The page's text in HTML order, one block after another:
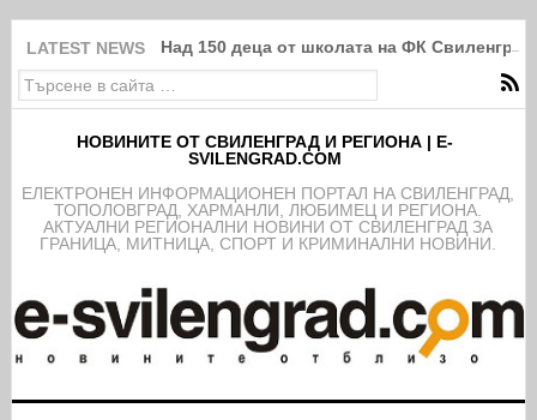
LATEST NEWS Над 150 деца от школата на ФК
НОВИНИТЕ ОТ СВИЛЕНГРАД И РЕГИОНА | E-
SVILENGRAD.COM
EЛЕКТРОНЕН ИНФОРМАЦИОНЕН ПОРТАЛ НА СВИЛЕНГРАД,
ТОПОЛОВГРАД, ХАРМАНЛИ, ЛЮБИМЕЦ И РЕГИОНА.
АКТУАЛНИ РЕГИОНАЛНИ НОВИНИ ОТ СВИЛЕНГРАД ЗА
ГРАНИЦА, МИТНИЦА, СПОРТ И КРИМИНАЛНИ НОВИНИ.